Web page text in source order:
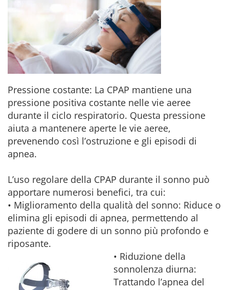
Pressione costante: La CPAP mantiene una
pressione positiva costante nelle vie aeree
durante il ciclo respiratorio. Questa pressione
aiuta a mantenere aperte le vie aeree,
prevenendo così l’ostruzione e gli episodi di
apnea.
L’uso regolare della CPAP durante il sonno può
apportare numerosi benefici, tra cui:
• Miglioramento della qualità del sonno: Riduce o
elimina gli episodi di apnea, permettendo al
paziente di godere di un sonno più profondo e
riposante.
• Riduzione della
sonnolenza diurna:
Trattando l’apnea del